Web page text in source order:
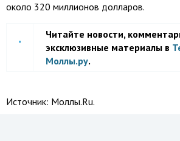
около 320 миллионов долларов.
Читайте новости,
эксклюзивные материалы в
Моллы.ру.
Источник: Моллы.Ru.